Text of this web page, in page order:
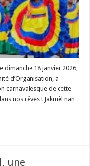
dimanche 18 janvier 2026,
d’Organisation, a
carnavalesque de cette
nos rêves ! Jakmèl nan
une